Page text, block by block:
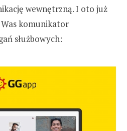
wewnętrzną. I oto już
komunikator
służbowych: